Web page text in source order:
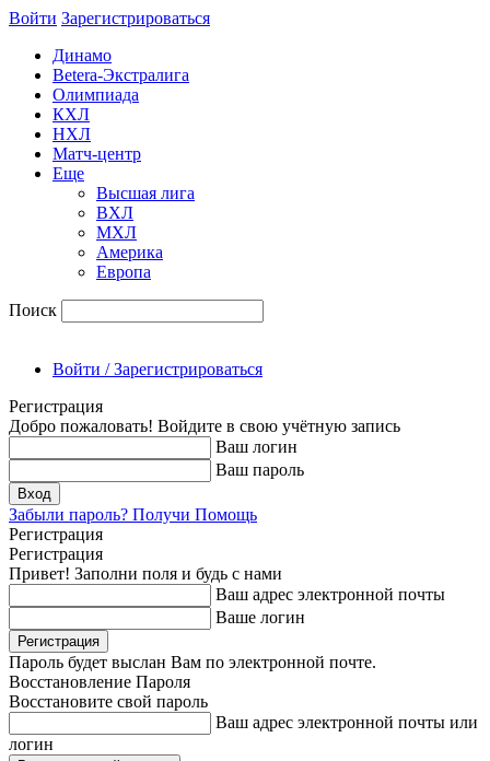
Войти Зарегиcтрироваться
Динамо
Betera-Экстралига
Олимпиада
КХЛ
НХЛ
Матч-центр
Еще
Высшая лига
ВХЛ
МХЛ
Америка
Европа
Поиск
Войти / Зарегистрироваться
Регистрация
Добро пожаловать! Войдите в свою учётную запись
Ваш логин
Ваш пароль
Забыли пароль? Получи Помощь
Регистрация
Регистрация
Привет! Заполни поля и будь с нами
Ваш адрес электронной почты
Ваше логин
Пароль будет выслан Вам по электронной почте.
Восстановление Пароля
Восстановите свой пароль
Ваш адрес электронной почты или
логин